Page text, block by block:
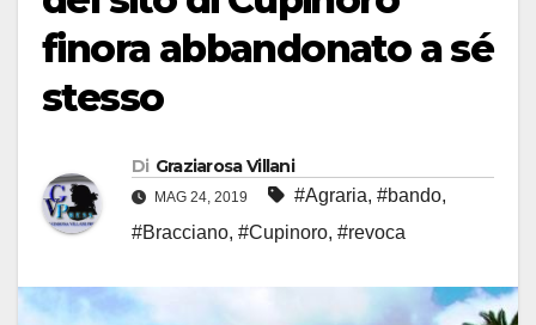
finora abbandonato a sé
stesso
Di Graziarosa Villani
MAG 24, 2019 #Agraria, #bando,
#Bracciano, #Cupinoro, #revoca